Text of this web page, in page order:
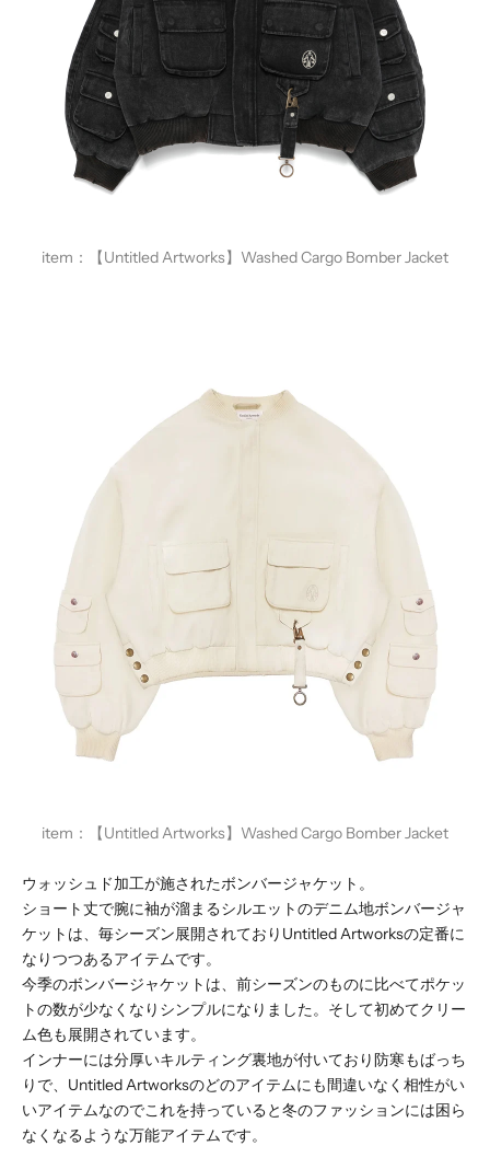
item： 【Untitled Artworks】Washed Cargo Bomber Jacket
item： 【Untitled Artworks】Washed Cargo Bomber Jacket
ウォッシュド加工が施されたボンバージャケット。
ショート丈で腕に袖が溜まるシルエットのデニム地ボンバージャ
ケットは、毎シーズン展開されておりUntitled Artworksの定番に
なりつつあるアイテムです。
今季のボンバージャケットは、前シーズンのものに比べてポケッ
トの数が少なくなりシンプルになりました。そして初めてクリー
ム色も展開されています。
インナーには分厚いキルティング裏地が付いており防寒もばっち
りで、Untitled Artworksのどのアイテムにも間違いなく相性がい
いアイテムなのでこれを持っていると冬のファッションには困ら
なくなるような万能アイテムです。